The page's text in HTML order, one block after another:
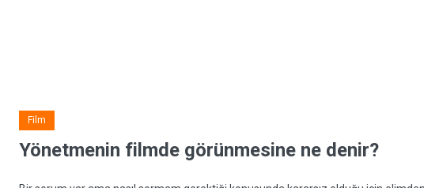
Film
Yönetmenin filmde görünmesine ne denir?